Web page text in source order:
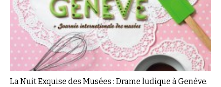
La Nuit Exquise des Musées : Drame ludique à Genève.